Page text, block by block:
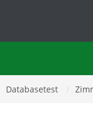
Databasetest